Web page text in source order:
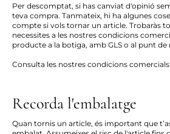
Per descomptat, si has canviat d'opinió
teva compra. Tanmateix, hi ha algunes
compte si vols tornar un article. Trobaràs
necessites a les nostres condicions
producte a la botiga, amb GLS o al punt de
Consulta les nostres condicions comercials
Recorda l'embalatge
Quan tornis un article, és important que